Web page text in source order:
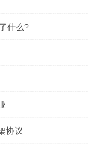
什么?
协议